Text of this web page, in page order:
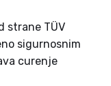
strane TÜV
sigurnosnim
curenje